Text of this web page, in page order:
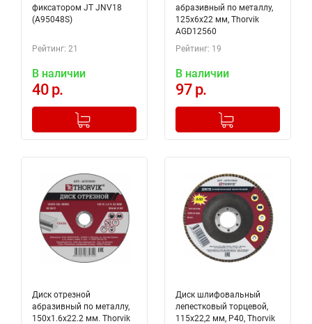
фиксатором JT JNV18
(A95048S)
Рейтинг: 21
В наличии
40 р.
+
Добавлено в корзину
абразивный по металлу,
125х6х22 мм, Thorvik
AGD12560
Рейтинг: 19
В наличии
97 р.
+
Добавлено в корзину
Диск отрезной
абразивный по металлу,
150х1.6х22.2 мм. Thorvik
Диск шлифовальный
лепестковый торцевой,
115х22,2 мм, Р40, Thorvik